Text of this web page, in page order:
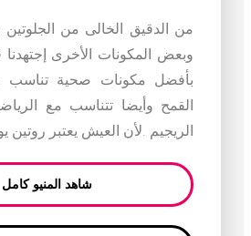
من الدقيق الخالى من الجلوتين
وبعض المكونات الأخرى
بأفضل مكونات صحية
القمح وأيضا تتناسب مع
الريجيم .لأن العيش يعتبر روتين
شاهد المنيو